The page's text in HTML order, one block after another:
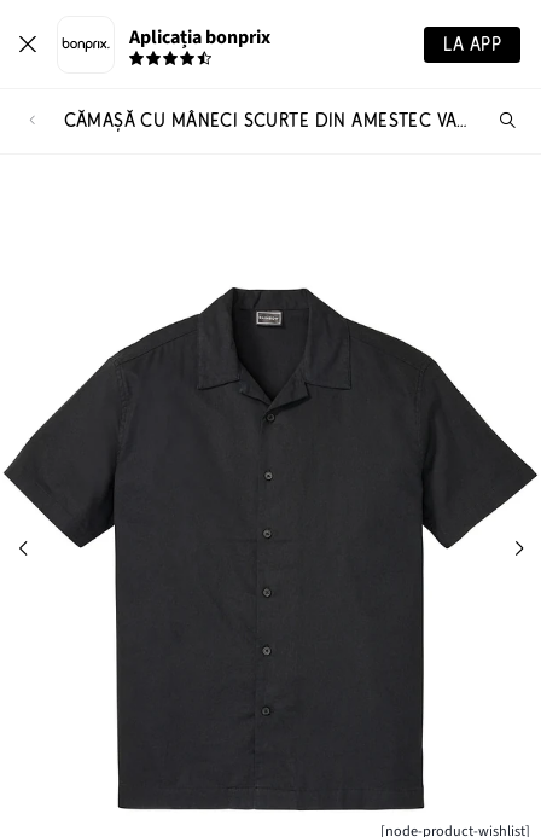
Aplicația bonprix LA APP
CĂMAȘĂ CU MÂNECI SCURTE DIN AMESTEC VAPOROS CU IN, LOOSE FIT
[node-product-wishlist]